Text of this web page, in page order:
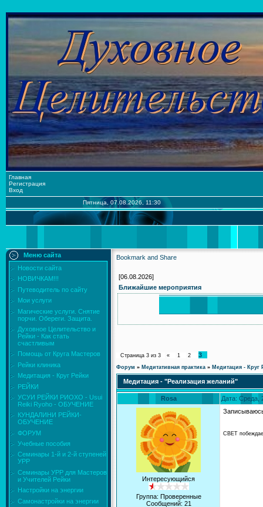
Главная
Регистрация
Вход
Пятница, 07.08.2026, 11:30
Меню сайта
Новости сайта
НОВИЧКАМ!!!
Путеводитель по сайту
Мои услуги
Магические услуги. Снятие
порчи. Обереги. Защита.
Духовное Целительство и
Рейки - Как стать
счастливым
Помощь от Круга Мастеров
Рейки клиника
Медитация - Круг Рейки
РЕЙКИ
УСУИ РЕЙКИ РИОХО - Usui
Reiki Ryoho - ОБУЧЕНИЕ
КУНДАЛИНИ РЕЙКИ-
ОБУЧЕНИЕ
ФОРУМ
Учебные пособия
Семинары 1-й и 2-й ступеней
УРР
Семинары УРР для Мастеров
и Учителей Рейки
Настройки на энергии
Самонастройки на энергии
[06.08.2026]
Ближайшие мероприятия
Страница 3 из 3 « 1 2 3
Форум » Медитативная практика » Медитация - Круг
Медитация - "Реализация желаний"
Rosa Дата: Среда,
Интересующийся
Группа: Проверенные
Сообщений: 21
СВЕТ